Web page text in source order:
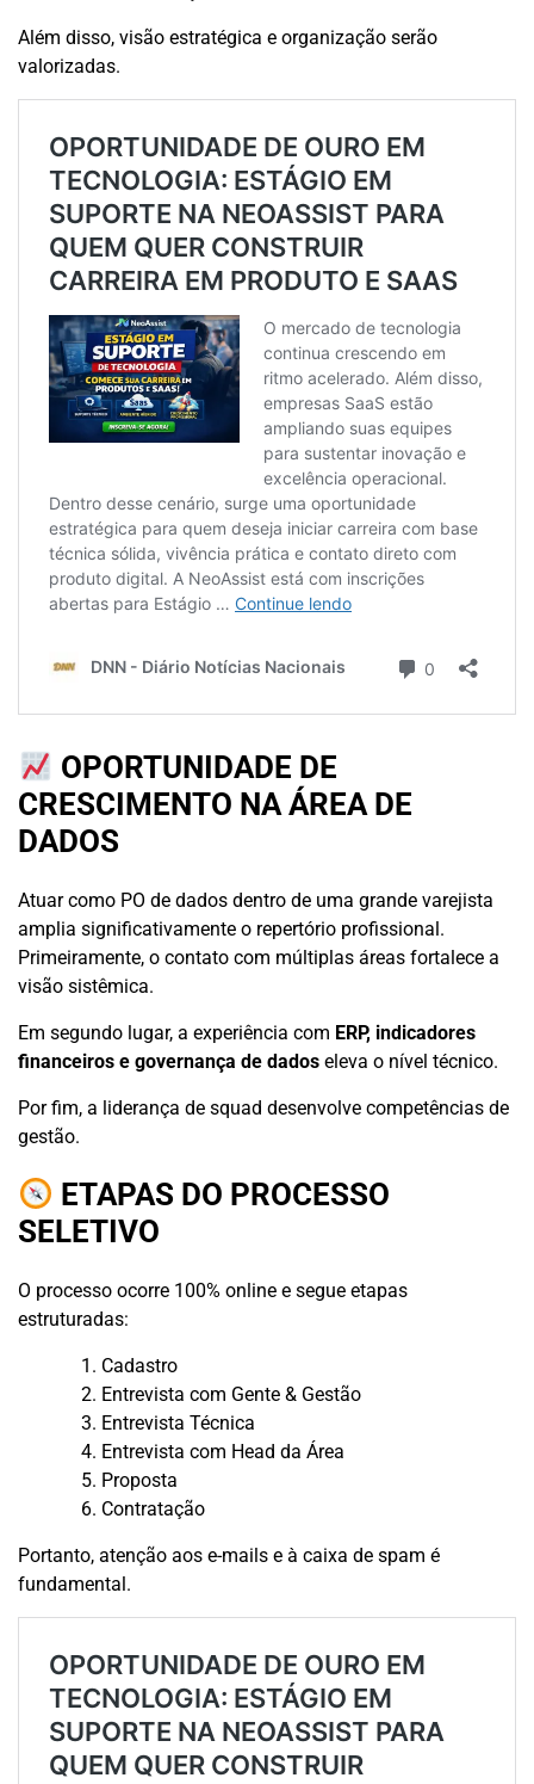
Além disso, visão estratégica e organização serão
valorizadas.
OPORTUNIDADE DE
CRESCIMENTO NA ÁREA DE
DADOS
Atuar como PO de dados dentro de uma grande varejista
amplia significativamente o repertório profissional.
Primeiramente, o contato com múltiplas áreas fortalece a
visão sistêmica.
Em segundo lugar, a experiência com ERP, indicadores
financeiros e governança de dados eleva o nível técnico.
Por fim, a liderança de squad desenvolve competências de
gestão.
ETAPAS DO PROCESSO
SELETIVO
O processo ocorre 100% online e segue etapas
estruturadas:
Cadastro
Entrevista com Gente & Gestão
Entrevista Técnica
Entrevista com Head da Área
Proposta
Contratação
Portanto, atenção aos e-mails e à caixa de spam é
fundamental.